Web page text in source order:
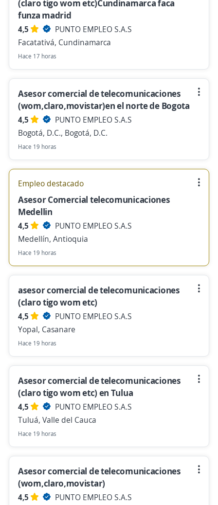
(claro tigo wom etc)Cundinamarca faca
funza madrid
4,5
PUNTO EMPLEO S.A.S
Facatativá, Cundinamarca
Hace 17 horas
Asesor comercial de telecomunicaciones
(wom,claro,movistar)en el norte de Bogota
4,5
PUNTO EMPLEO S.A.S
Bogotá, D.C., Bogotá, D.C.
Hace 19 horas
Empleo destacado
Asesor Comercial telecomunicaciones
Medellin
4,5
PUNTO EMPLEO S.A.S
Medellín, Antioquia
Hace 19 horas
asesor comercial de telecomunicaciones
(claro tigo wom etc)
4,5
PUNTO EMPLEO S.A.S
Yopal, Casanare
Hace 19 horas
Asesor comercial de telecomunicaciones
(claro tigo wom etc) en Tulua
4,5
PUNTO EMPLEO S.A.S
Tuluá, Valle del Cauca
Hace 19 horas
Asesor comercial de telecomunicaciones
(wom,claro,movistar)
4,5 PUNTO EMPLEO S.A.S